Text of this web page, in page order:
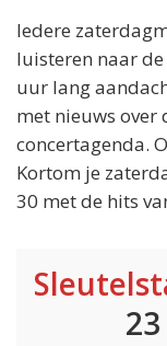
Iedere
luisteren naar
uur lang
met nieuws over
concertagenda.
Kortom je
30 met de hits